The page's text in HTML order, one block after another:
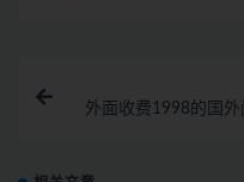
外面收费1998的国